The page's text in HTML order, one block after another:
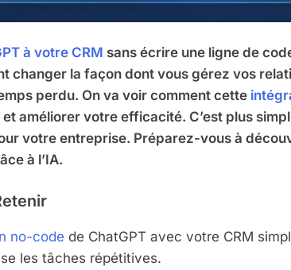
à votre CRM sans écrire une ligne de
changer la façon dont vous gérez vos
perdu. On va voir comment cette
et améliorer votre efficacité. C’est plus
votre entreprise. Préparez-vous à
à l’IA.
no-code de ChatGPT avec votre CRM
les tâches répétitives.